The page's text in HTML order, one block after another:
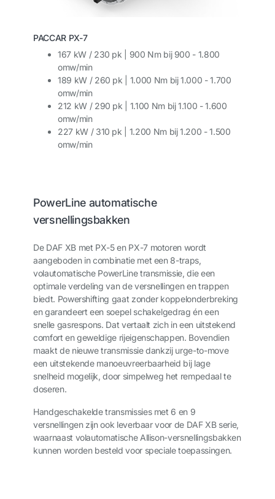
PACCAR PX-7
167 kW / 230 pk | 900 Nm bij 900 - 1.800
omw/min
189 kW / 260 pk | 1.000 Nm bij 1.000 - 1.700
omw/min
212 kW / 290 pk | 1.100 Nm bij 1.100 - 1.600
omw/min
227 kW / 310 pk | 1.200 Nm bij 1.200 - 1.500
omw/min
PowerLine automatische
versnellingsbakken
De DAF XB met PX-5 en PX-7 motoren wordt
aangeboden in combinatie met een 8-traps,
volautomatische PowerLine transmissie, die een
optimale verdeling van de versnellingen en trappen
biedt. Powershifting gaat zonder koppelonderbreking
en garandeert een soepel schakelgedrag én een
snelle gasrespons. Dat vertaalt zich in een uitstekend
comfort en geweldige rijeigenschappen. Bovendien
maakt de nieuwe transmissie dankzij urge-to-move
een uitstekende manoeuvreerbaarheid bij lage
snelheid mogelijk, door simpelweg het rempedaal te
doseren.
Handgeschakelde transmissies met 6 en 9
versnellingen zijn ook leverbaar voor de DAF XB serie,
waarnaast volautomatische Allison-versnellingsbakken
kunnen worden besteld voor speciale toepassingen.